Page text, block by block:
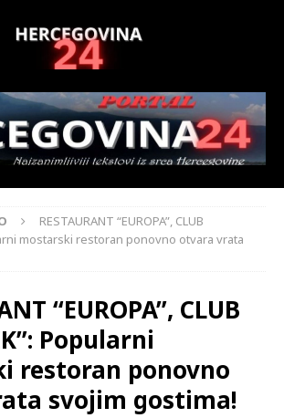
RESTAURANT “EUROPA”, CLUB
mostarski restoran ponovno otvara vrata
“EUROPA”, CLUB
Popularni
restoran ponovno
svojim gostima!